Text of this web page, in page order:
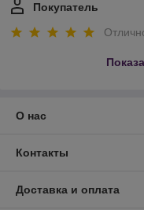
Покупатель
О нас
Контакты
Доставка и оплата